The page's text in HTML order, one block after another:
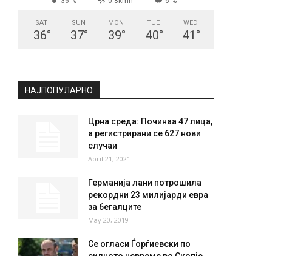
СКОПЈЕ
29.6
0.8kmh
MON
39° 40° 41°